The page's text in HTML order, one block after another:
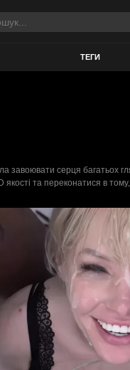
ТЕГИ
серця багатьох
та переконатися в